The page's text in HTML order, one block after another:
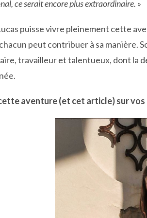
ce serait encore plus extraordinaire. »
puisse vivre pleinement cette
peut contribuer à sa manière.
travailleur et talentueux, dont la
aventure (et cet article) sur vos